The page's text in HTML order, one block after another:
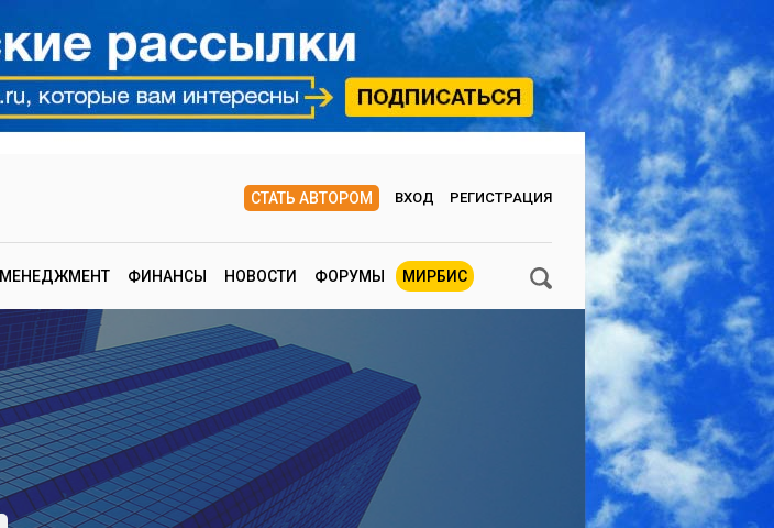
СТАТЬ АВТОРОМ ВХОД РЕГИСТРАЦИЯ
МЕНЕДЖМЕНТ ФИНАНСЫ НОВОСТИ ФОРУМЫ МИРБИС